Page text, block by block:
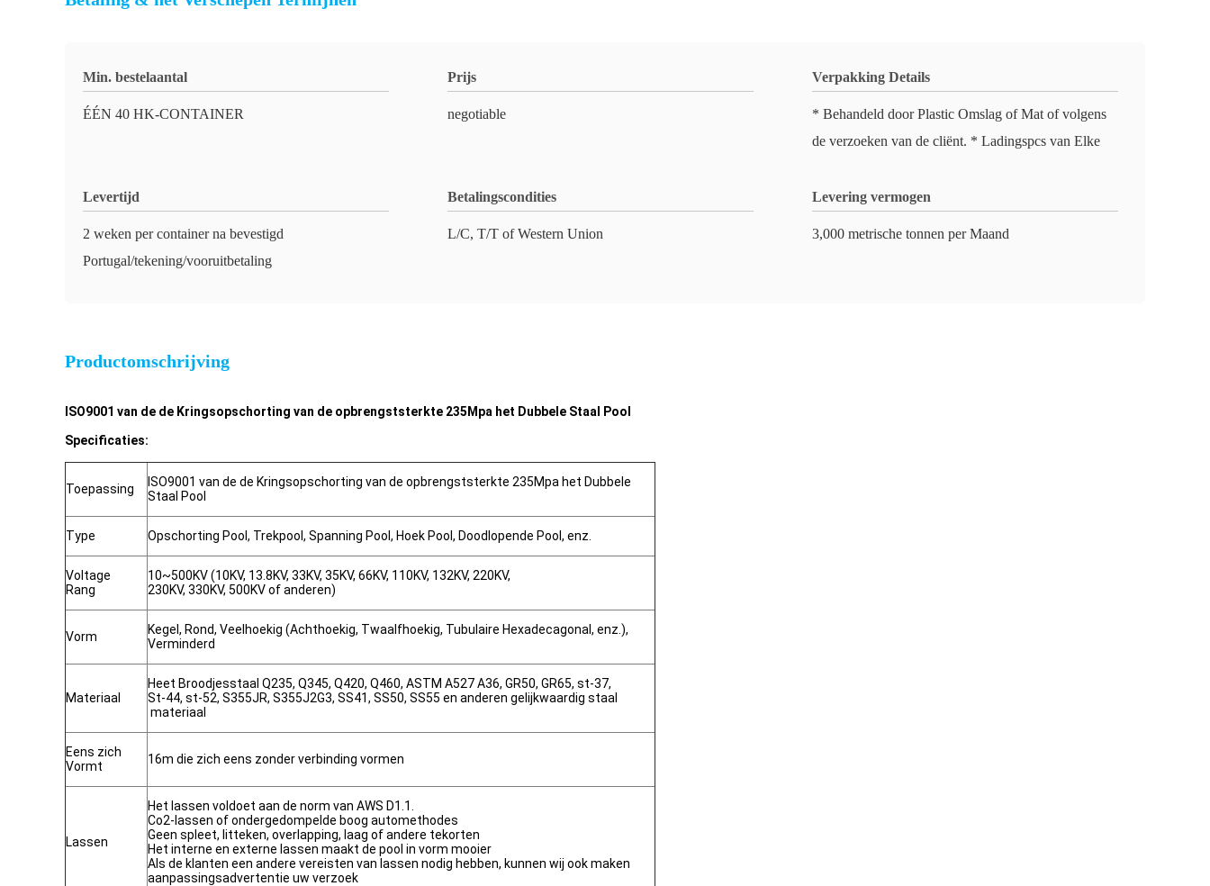
Min. bestelaantal
ÉÉN 40 HK-CONTAINER
Prijs
negotiable
Verpakking Details
* Behandeld door Plastic Omslag of Mat of volgens
de verzoeken van de cliënt. * Ladingspcs van Elke
Levertijd
2 weken per container na bevestigd
Portugal/tekening/vooruitbetaling
Betalingscondities
L/C, T/T of Western Union
Levering vermogen
3,000 metrische tonnen per Maand
Productomschrijving
ISO9001 van de de Kringsopschorting van de opbrengststerkte 235Mpa het Dubbele Staal Pool
Specificaties:
Toepassing
ISO9001 van de de Kringsopschorting van de opbrengststerkte 235Mpa het Dubbele
Staal Pool
Type Opschorting Pool, Trekpool, Spanning Pool, Hoek Pool, Doodlopende Pool, enz.
Voltage
Rang
10~500KV (10KV, 13.8KV, 33KV, 35KV, 66KV, 110KV, 132KV, 220KV,
230KV, 330KV, 500KV of anderen)
Vorm
Kegel, Rond, Veelhoekig (Achthoekig, Twaalfhoekig, Tubulaire Hexadecagonal, enz.),
Verminderd
Materiaal
Heet Broodjesstaal Q235, Q345, Q420, Q460, ASTM A527 A36, GR50, GR65, st-37,
St-44, st-52, S355JR, S355J2G3, SS41, SS50, SS55 en anderen gelijkwaardig staal
materiaal
Eens zich
Vormt
16m die zich eens zonder verbinding vormen
Lassen
Het lassen voldoet aan de norm van AWS D1.1.
Co2-lassen of ondergedompelde boog automethodes
Geen spleet, litteken, overlapping, laag of andere tekorten
Het interne en externe lassen maakt de pool in vorm mooier
Als de klanten een andere vereisten van lassen nodig hebben, kunnen wij ook maken
aanpassingsadvertentie uw verzoek